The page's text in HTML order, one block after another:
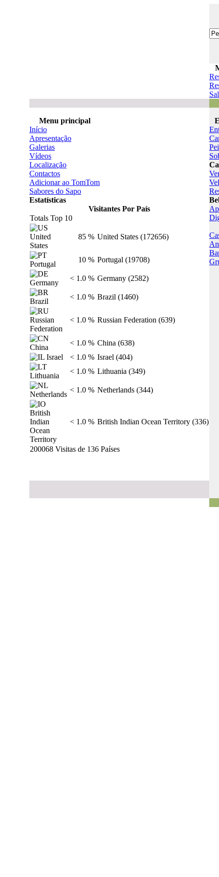
Menu principal
Início
Apresentação
Galerias
Vídeos
Localização
Contactos
Adicionar ao TomTom
Sabores do Sapo
Estatísticas
Visitantes Por País
Totals Top 10
85 % United States (172656)
10 % Portugal (19708)
< 1.0 % Germany (2582)
< 1.0 % Brazil (1460)
< 1.0 % Russian Federation (639)
< 1.0 % China (638)
< 1.0 % Israel (404)
< 1.0 % Lithuania (349)
< 1.0 % Netherlands (344)
< 1.0 % British Indian Ocean Territory (336)
200068 Visitas de 136 Países